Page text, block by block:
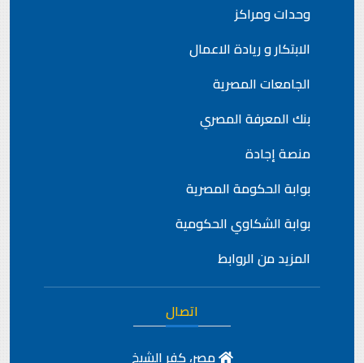
وحدات ومراكز
الابتكار و ريادة الاعمال
الجامعات المصرية
بنك المعرفة المصري
منصة إجادة
بوابة الحكومة المصرية
بوابة الشكاوي الحكومية
المزيد من الروابط
اتصال
مصر، كفر الشيخ